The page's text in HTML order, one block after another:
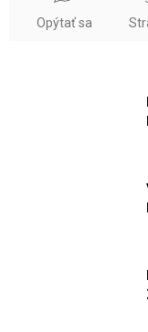
Opýtať sa